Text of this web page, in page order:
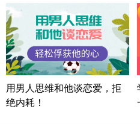
湖北-武汉
微信用户 困困
方案
陕西-西安
情感方案
浙江-宁波
用男人思维和他谈恋爱，拒
绝内耗！